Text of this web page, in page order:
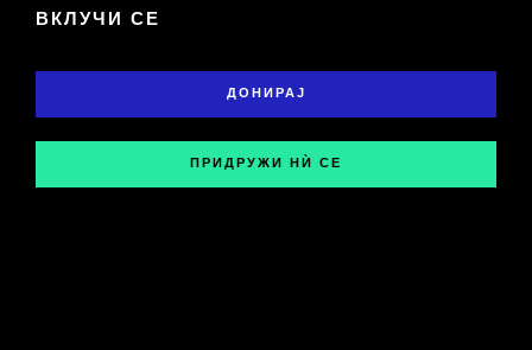
ВКЛУЧИ СЕ
ДОНИРАЈ
ПРИДРУЖИ НЍ СЕ